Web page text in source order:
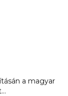
a magyar